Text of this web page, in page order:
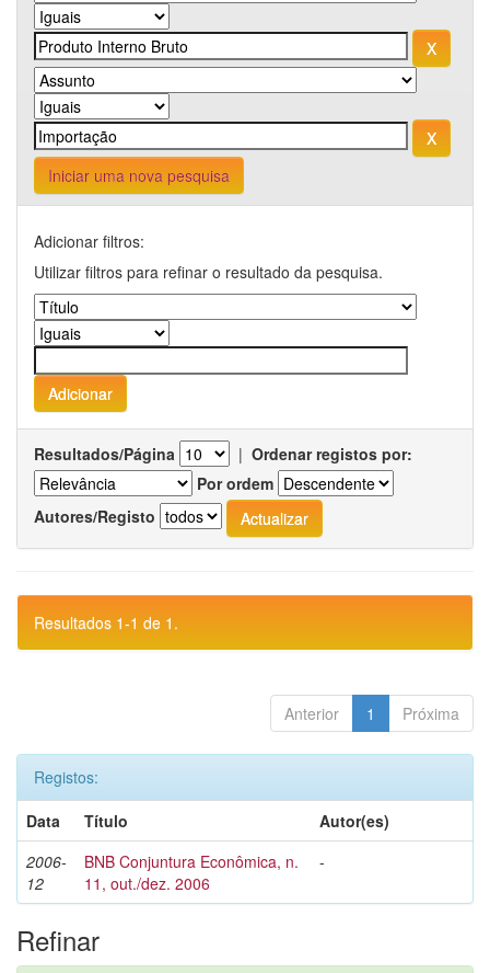
Iniciar uma nova pesquisa
Adicionar filtros:
Utilizar filtros para refinar o resultado da pesquisa.
Resultados/Página | Ordenar registos por:
Por ordem
Autores/Registo
Resultados 1-1 de 1.
Anterior 1 Próxima
Registos:
Data
Título
Autor(es)
2006-
12
BNB Conjuntura Econômica, n.
11, out./dez. 2006
-
Refinar